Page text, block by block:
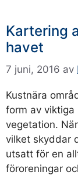
Kartering
havet
7 juni, 2016 av
Kustnära
form av viktiga
vegetation.
vilket skyddar
utsatt för en
föroreningar